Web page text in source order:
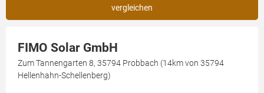
vergleichen
FIMO Solar GmbH
Zum Tannengarten 8, 35794 Probbach (14km von 35794
Hellenhahn-Schellenberg)